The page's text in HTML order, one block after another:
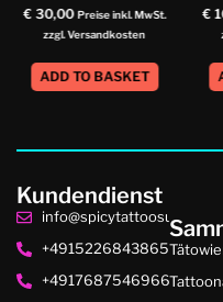
€ 30,00 Preise inkl. MwSt.
zzgl. Versandkosten
ADD TO BASKET
€
Kundendienst
+4915226843865
+4917687546966